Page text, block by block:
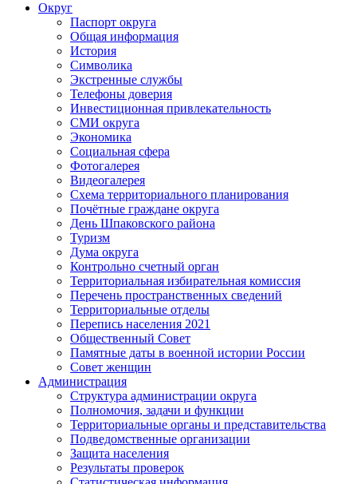
Округ
Паспорт округа
Общая информация
История
Символика
Экстренные службы
Телефоны доверия
Инвестиционная привлекательность
СМИ округа
Экономика
Социальная сфера
Фотогалерея
Видеогалерея
Схема территориального планирования
Почётные граждане округа
День Шпаковского района
Туризм
Дума округа
Контрольно счетный орган
Территориальная избирательная комиссия
Перечень пространственных сведений
Территориальные отделы
Перепись населения 2021
Общественный Совет
Памятные даты в военной истории России
Совет женщин
Администрация
Структура администрации округа
Полномочия, задачи и функции
Территориальные органы и представительства
Подведомственные организации
Защита населения
Результаты проверок